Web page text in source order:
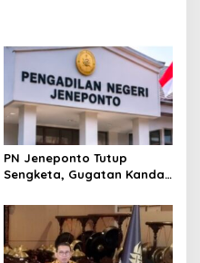
PN Jeneponto Tutup
Sengketa, Gugatan Kandas